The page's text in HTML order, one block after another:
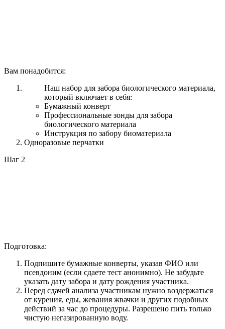
Вам понадобится:
Наш набор для забора биологического материала,
который включает в себя:
Бумажный конверт
Профессиональные зонды для забора
биологического материала
Инструкция по забору биоматериала
Одноразовые перчатки
Шаг 2
Подготовка:
Подпишите бумажные конверты, указав ФИО или
псевдоним (если сдаете тест анонимно). Не забудьте
указать дату забора и дату рождения участника.
Перед сдачей анализа участникам нужно воздержаться
от курения, еды, жевания жвачки и других подобных
действий за час до процедуры. Разрешено пить только
чистую негазированную воду.